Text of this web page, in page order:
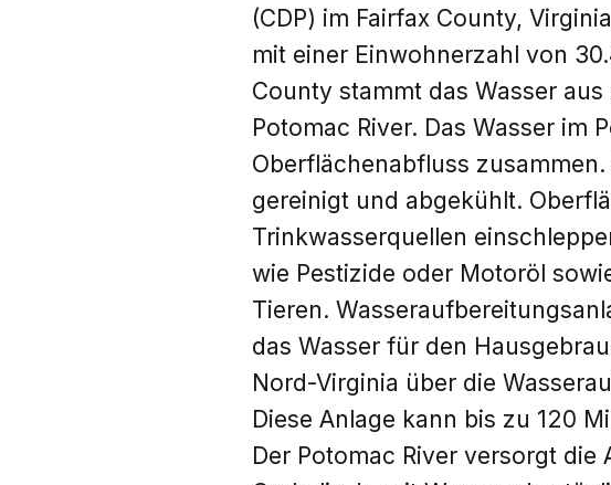
(CDP) im Fairfax County,
mit einer Einwohnerzahl von
County stammt das Wasser
Potomac River. Das Wasser im
Oberflächenabfluss
gereinigt und abgekühlt.
Trinkwasserquellen
wie Pestizide oder Motoröl
Tieren.
das Wasser für den
Nord-Virginia über die
Diese Anlage kann bis zu 120
Der Potomac River versorgt die